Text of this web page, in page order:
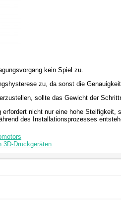
kein Spiel zu.
zu, da sonst die
sollte das Gewicht der
nicht nur eine hohe Steifigkeit,
des Installationsprozesses
3D-Druckgeräten